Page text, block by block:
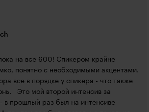
на все 600! Спикером крайне
понятно с необходимыми акцентами.
все в порядке у спикера - что также
Это мой второй интенсив за
в прошлый раз был на интенсиве